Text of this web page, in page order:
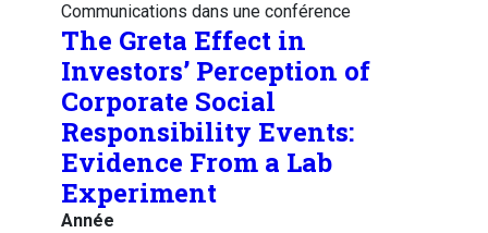
Communications dans une conférence
The Greta Effect in
Investors’ Perception of
Corporate Social
Responsibility Events:
Evidence From a Lab
Experiment
Année